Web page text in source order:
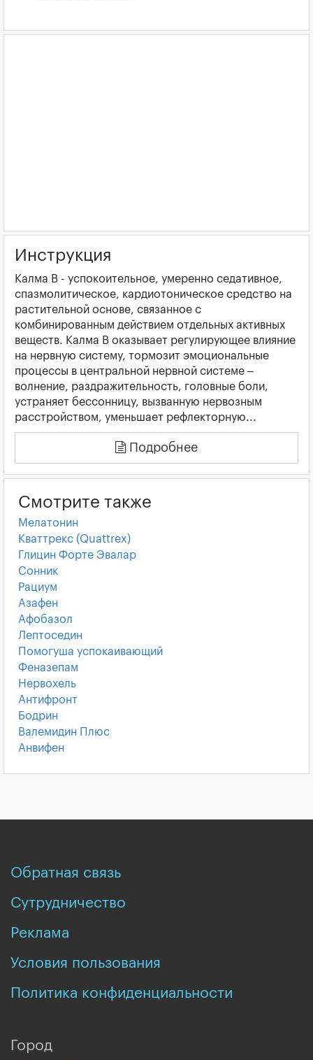
Инструкция
Калма В - успокоительное, умеренно седативное,
спазмолитическое, кардиотоническое средство на
растительной основе, связанное с
комбинированным действием отдельных активных
веществ. Калма В оказывает регулирующее влияние
на нервную систему, тормозит эмоциональные
процессы в центральной нервной системе –
волнение, раздражительность, головные боли,
устраняет бессонницу, вызванную нервозным
расстройством, уменьшает рефлекторную...
Подробнее
Смотрите также
Мелатонин
Кваттрекс (Quattrex)
Глицин Форте Эвалар
Сонник
Рациум
Азафен
Афобазол
Лептоседин
Помогуша успокаивающий
Феназепам
Нервохель
Антифронт
Бодрин
Валемидин Плюс
Анвифен
Обратная связь
Сутрудничество
Реклама
Условия пользования
Политика конфиденциальности
Город